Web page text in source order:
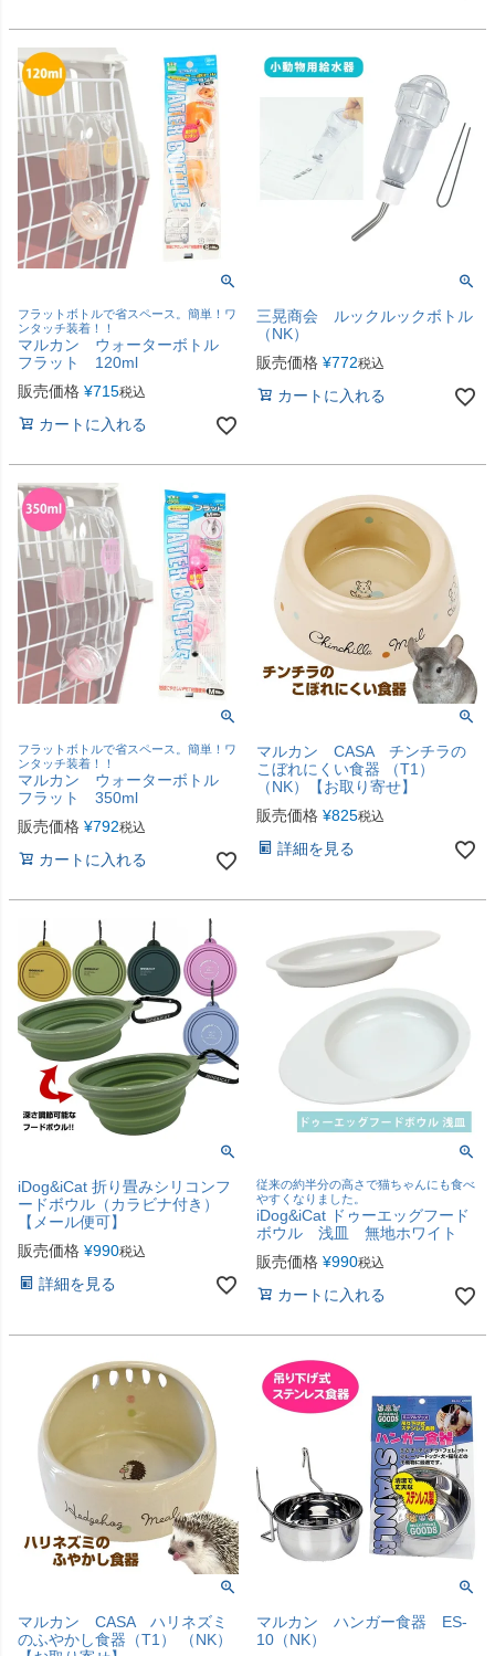
フラットボトルで省スペース。簡単！ワ
ンタッチ装着！！
マルカン ウォーターボトル
フラット 120ml
販売価格 ¥715税込
カートに入れる
三晃商会 ルックルックボトル
（NK）
販売価格 ¥772税込
カートに入れる
フラットボトルで省スペース。簡単！ワ
ンタッチ装着！！
マルカン ウォーターボトル
フラット 350ml
販売価格 ¥792税込
カートに入れる
マルカン CASA チンチラの
こぼれにくい食器 （T1）
（NK）【お取り寄せ】
販売価格 ¥825税込
詳細を見る
iDog&iCat 折り畳みシリコンフ
ードボウル（カラビナ付き）
【メール便可】
販売価格 ¥990税込
詳細を見る
従来の約半分の高さで猫ちゃんにも食べ
やすくなりました。
iDog&iCat ドゥーエッグフード
ボウル 浅皿 無地ホワイト
販売価格 ¥990税込
カートに入れる
マルカン CASA ハリネズミ
のふやかし食器（T1） （NK）
マルカン ハンガー食器 ES-
10（NK）